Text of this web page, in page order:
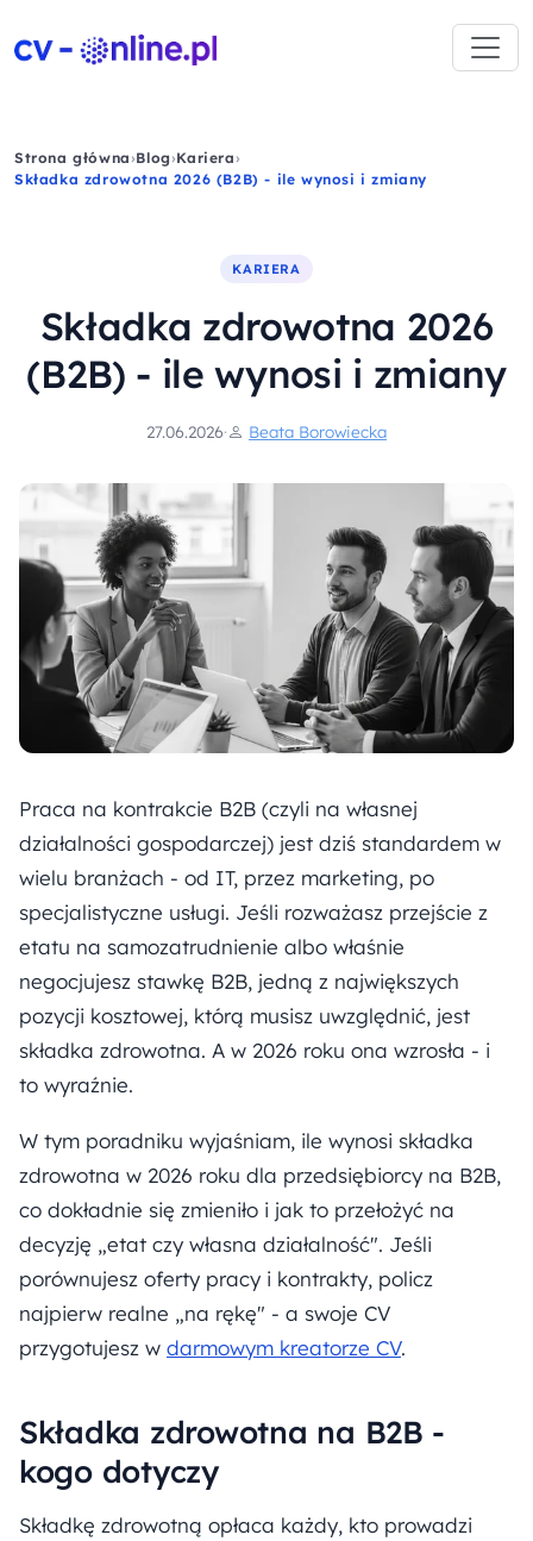
Strona główna›Blog›Kariera›
Składka zdrowotna 2026 (B2B) - ile wynosi i zmiany
KARIERA
Składka zdrowotna 2026
(B2B) - ile wynosi i zmiany
27.06.2026· Beata Borowiecka
Praca na kontrakcie B2B (czyli na własnej
działalności gospodarczej) jest dziś standardem w
wielu branżach - od IT, przez marketing, po
specjalistyczne usługi. Jeśli rozważasz przejście z
etatu na samozatrudnienie albo właśnie
negocjujesz stawkę B2B, jedną z największych
pozycji kosztowej, którą musisz uwzględnić, jest
składka zdrowotna. A w 2026 roku ona wzrosła - i
to wyraźnie.
W tym poradniku wyjaśniam, ile wynosi składka
zdrowotna w 2026 roku dla przedsiębiorcy na B2B,
co dokładnie się zmieniło i jak to przełożyć na
decyzję „etat czy własna działalność". Jeśli
porównujesz oferty pracy i kontrakty, policz
najpierw realne „na rękę" - a swoje CV
przygotujesz w darmowym kreatorze CV.
Składka zdrowotna na B2B -
kogo dotyczy
Składkę zdrowotną opłaca każdy, kto prowadzi